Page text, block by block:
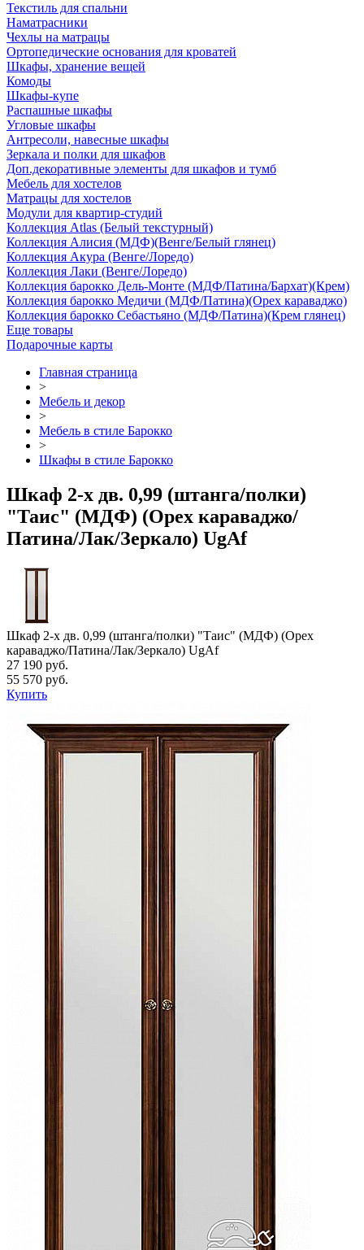
Текстиль для спальни
Наматрасники
Чехлы на матрацы
Ортопедические основания для кроватей
Шкафы, хранение вещей
Комоды
Шкафы-купе
Распашные шкафы
Угловые шкафы
Антресоли, навесные шкафы
Зеркала и полки для шкафов
Доп.декоративные элементы для шкафов и тумб
Мебель для хостелов
Матрацы для хостелов
Модули для квартир-студий
Коллекция Atlas (Белый текстурный)
Коллекция Алисия (МДФ)(Венге/Белый глянец)
Коллекция Акура (Венге/Лоредо)
Коллекция Лаки (Венге/Лоредо)
Коллекция барокко Дель-Монте (МДФ/Патина/Бархат)(Крем)
Коллекция барокко Медичи (МДФ/Патина)(Орех караваджо)
Коллекция барокко Себастьяно (МДФ/Патина)(Крем глянец)
Еще товары
Подарочные карты
Главная страница
>
Мебель и декор
>
Мебель в стиле Барокко
>
Шкафы в стиле Барокко
Шкаф 2-х дв. 0,99 (штанга/полки)
"Таис" (МДФ) (Орех караваджо/
Патина/Лак/Зеркало) UgAf
Шкаф 2-х дв. 0,99 (штанга/полки) "Таис" (МДФ) (Орех
караваджо/Патина/Лак/Зеркало) UgAf
27 190 руб.
55 570 руб.
Купить